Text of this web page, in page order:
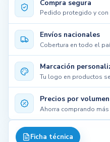
Compra segura
Pedido protegido y
Envíos nacionales
Cobertura en todo el
Marcación
Tu logo en productos
Precios por volumen
Ahorra comprando
Ficha técnica